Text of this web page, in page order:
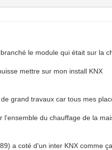
le module qui était sur la
mettre sur mon install KNX
grand travaux car tous mes
du chauffage de la
a coté d'un inter KNX comme